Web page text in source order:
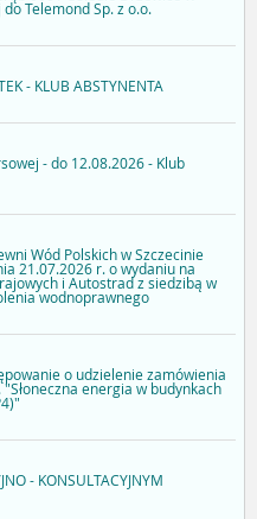
Telemond Sp. z o.o.
- KLUB ABSTYNENTA
- do 12.08.2026 - Klub
Wód Polskich w Szczecinie
21.07.2026 r. o wydaniu na
i Autostrad z siedzibą w
wodnoprawnego
o udzielenie zamówienia
energia w budynkach
- KONSULTACYJNYM